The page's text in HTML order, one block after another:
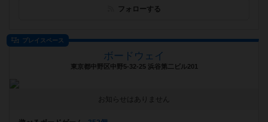
フォローする
プレイスペース
ボードウェイ
東京都中野区中野5-32-25 浜谷第二ビル201
お知らせはありません